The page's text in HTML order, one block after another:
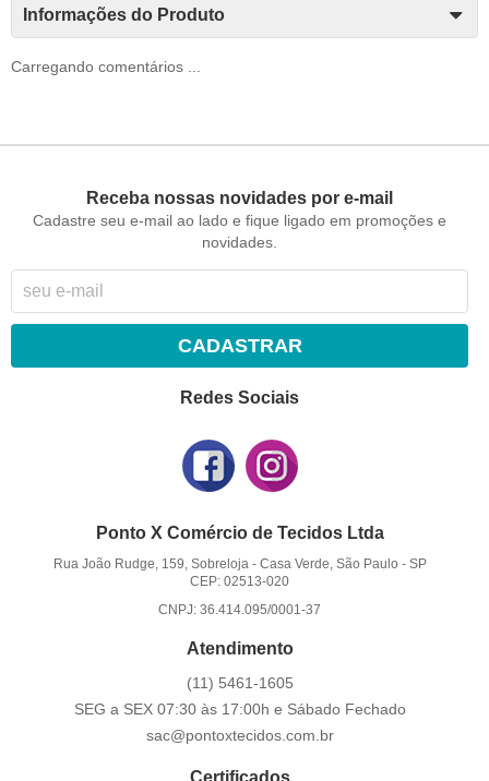
Informações do Produto
Carregando comentários ...
Receba nossas novidades por e-mail
Cadastre seu e-mail ao lado e fique ligado em promoções e
novidades.
CADASTRAR
Redes Sociais
Ponto X Comércio de Tecidos Ltda
Rua João Rudge, 159, Sobreloja- Casa Verde, São Paulo - SP
CEP: 02513-020
CNPJ: 36.414.095/0001-37
Atendimento
(11) 5461-1605
SEG a SEX 07:30 às 17:00h e Sábado Fechado
sac@pontoxtecidos.com.br